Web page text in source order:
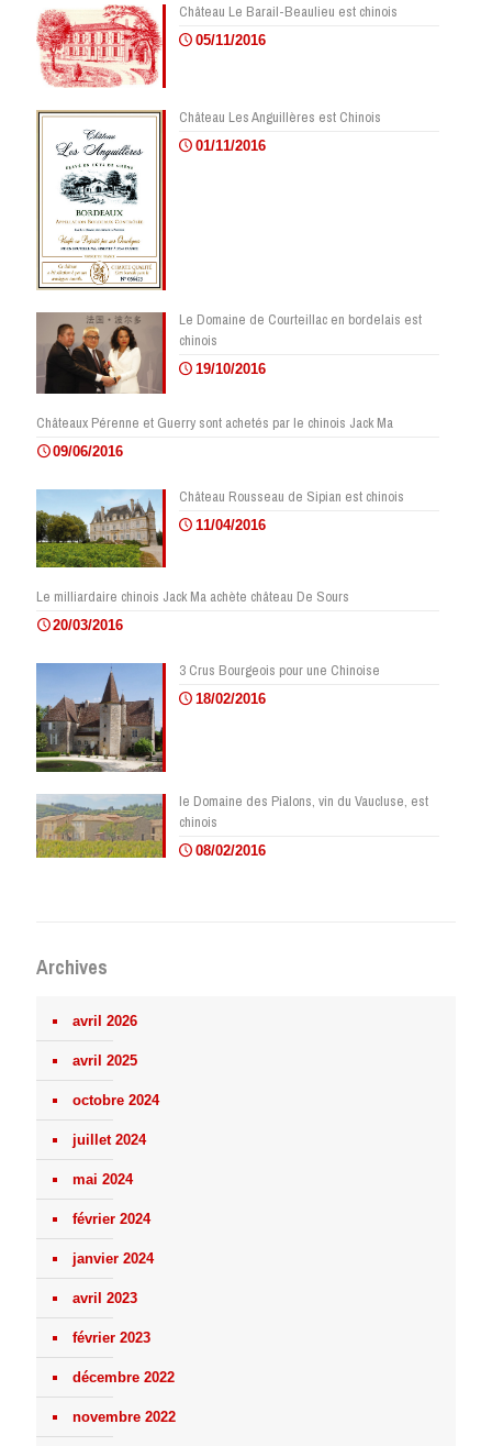
Château Le Barail-Beaulieu est chinois
05/11/2016
Château Les Anguillères est Chinois
01/11/2016
Le Domaine de Courteillac en bordelais est
chinois
19/10/2016
Châteaux Pérenne et Guerry sont achetés par le chinois Jack Ma
09/06/2016
Château Rousseau de Sipian est chinois
11/04/2016
Le milliardaire chinois Jack Ma achète château De Sours
20/03/2016
3 Crus Bourgeois pour une Chinoise
18/02/2016
le Domaine des Pialons, vin du Vaucluse, est
chinois
08/02/2016
Archives
avril 2026
avril 2025
octobre 2024
juillet 2024
mai 2024
février 2024
janvier 2024
avril 2023
février 2023
décembre 2022
novembre 2022